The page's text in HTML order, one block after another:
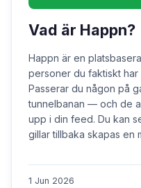
Vad är Happn?
Happn är en
personer du faktiskt
Passerar du någon på
tunnelbanan — och de
upp i din feed. Du kan
gillar tillbaka skapas en
1 Jun 2026